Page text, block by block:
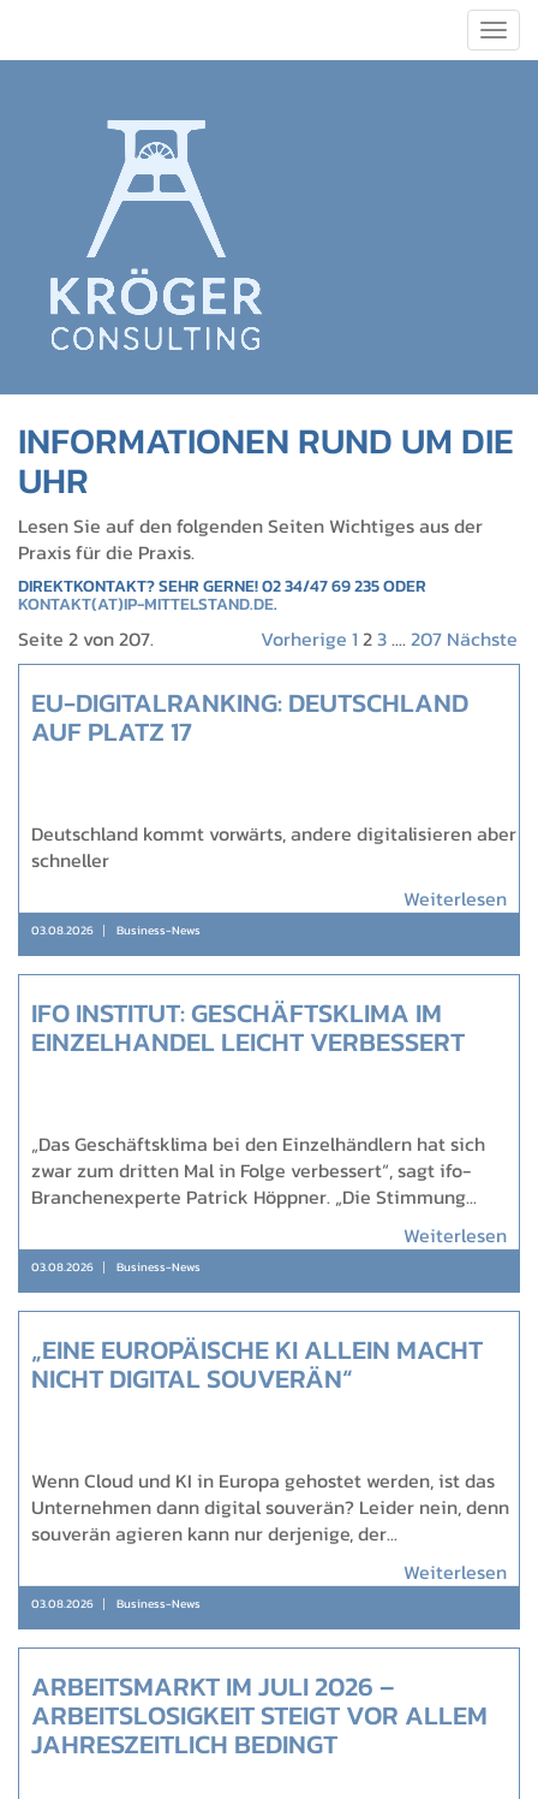
INFORMATIONEN RUND UM DIE
UHR
Lesen Sie auf den folgenden Seiten Wichtiges aus der
Praxis für die Praxis.
DIREKTKONTAKT? SEHR GERNE! 02 34/47 69 235 ODER
KONTAKT(AT)IP-MITTELSTAND.DE.
Seite 2 von 207. Vorherige 1 23....207 Nächste
EU-DIGITALRANKING: DEUTSCHLAND
AUF PLATZ 17
Deutschland kommt vorwärts, andere digitalisieren aber
schneller
Weiterlesen
03.08.2026 Business-News
IFO INSTITUT: GESCHÄFTSKLIMA IM
EINZELHANDEL LEICHT VERBESSERT
„Das Geschäftsklima bei den Einzelhändlern hat sich
zwar zum dritten Mal in Folge verbessert“, sagt ifo-
Branchenexperte Patrick Höppner. „Die Stimmung...
Weiterlesen
03.08.2026 Business-News
„EINE EUROPÄISCHE KI ALLEIN MACHT
NICHT DIGITAL SOUVERÄN“
Wenn Cloud und KI in Europa gehostet werden, ist das
Unternehmen dann digital souverän? Leider nein, denn
souverän agieren kann nur derjenige, der...
Weiterlesen
03.08.2026 Business-News
ARBEITSMARKT IM JULI 2026 –
ARBEITSLOSIGKEIT STEIGT VOR ALLEM
JAHRESZEITLICH BEDINGT